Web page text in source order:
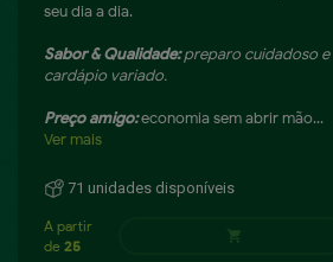
seu dia a dia.
Sabor & Qualidade:preparo cuidadoso e
cardápio variado.
Preço amigo:economia sem abrir mão...
Ver mais
71 unidades disponíveis